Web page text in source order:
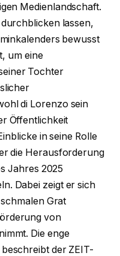
Medienlandschaft.
lassen,
bewusst
um eine
Tochter
di Lorenzo sein
Öffentlichkeit
in seine Rolle
die Herausforderung
Jahres 2025
Dabei zeigt er sich
Grat
von
Die enge
der ZEIT-